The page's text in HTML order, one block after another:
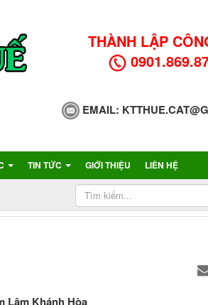
THÀNH LẬP
EMAIL:
TIN TỨC GIỚI THIỆU LIÊN HỆ
Lâm Khánh Hòa